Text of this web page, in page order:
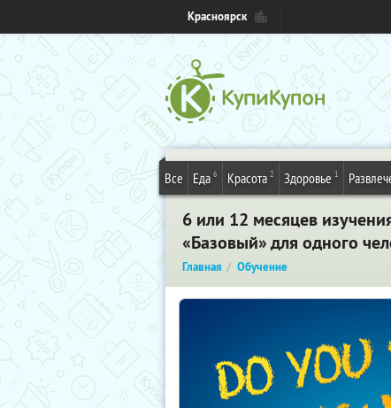
Красноярск
Все Еда 6 Красота 2 Здоровье 1
6 или 12 месяцев
«Базовый» для одного
Главная Обучение